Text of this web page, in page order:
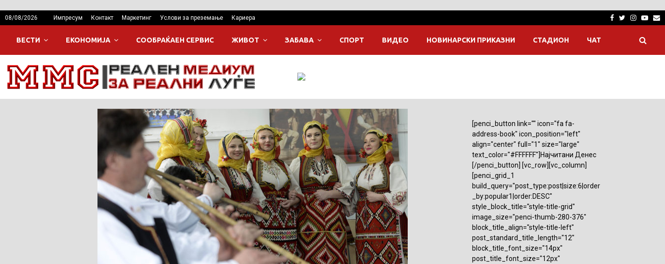
08/08/2026 Импресум Контакт Маркетинг Услови за преземање Кариера Facebook
Twitter
ВЕСТИ ЕКОНОМИЈА СООБРАЌАЕН СЕРВИС ЖИВОТ ЗАБАВА СПОРТ ВИДЕО НОВИНАРСКИ ПРИКАЗНИ СТАДИОН ЧАТ
[penci_button link="" icon="fa fa-
address-book" icon_position="left"
align="center" full="1" size="large"
text_color="#FFFFFF"]Најчитани Денес
[/penci_button] [vc_row][vc_column]
[penci_grid_1
build_query="post_type:post|size:6|order
_by:popular1|order:DESC"
style_block_title="style-title-grid"
image_size="penci-thumb-280-376"
block_title_align="style-title-left"
post_standard_title_length="12"
block_title_font_size="14px"
post_title_font_size="12px"